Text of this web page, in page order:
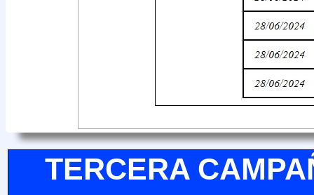
TERCERA